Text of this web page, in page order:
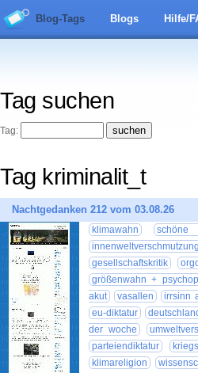
Blog-Tags Blogs Hilfe/
Tag suchen
Tag:
Tag kriminalit_t
Nachtgedanken 212 vom 03.08.26
klimawahn
innenweltverschmutzung
gesellschaftskritik
größenwahn +
akut
vasallen irrsinn
eu-diktatur
der woche
parteiendiktatur
klimareligion